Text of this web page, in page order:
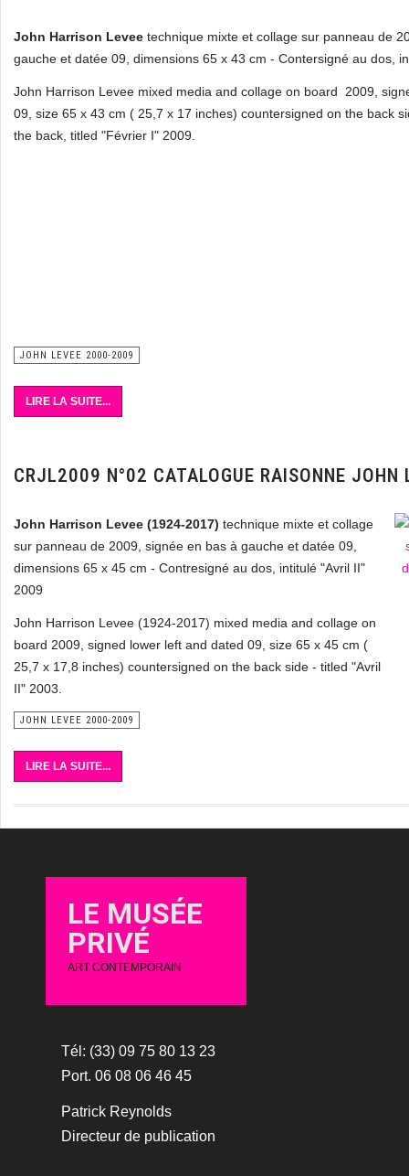
John Harrison Levee technique mixte et collage sur panneau de
gauche et datée 09, dimensions 65 x 43 cm - Contersigné au dos,
John Harrison Levee mixed media and collage on board 2009,
09, size 65 x 43 cm ( 25,7 x 17 inches) countersigned on the back
the back, titled "Février I" 2009.
JOHN LEVEE 2000-2009
LIRE LA SUITE...
CRJL2009 N°02 CATALOGUE RAISONNE JOHN
John Harrison Levee (1924-2017) technique mixte et collage
sur panneau de 2009, signée en bas à gauche et datée 09,
dimensions 65 x 45 cm - Contresigné au dos, intitulé "Avril II"
2009
John Harrison Levee (1924-2017) mixed media and collage on
board 2009, signed lower left and dated 09, size 65 x 45 cm (
25,7 x 17,8 inches) countersigned on the back side - titled "Avril
II" 2003.
JOHN LEVEE 2000-2009
LIRE LA SUITE...
LE MUSÉE
PRIVÉ
ART CONTEMPORAIN
Tél: (33) 09 75 80 13 23
Port. 06 08 06 46 45
Patrick Reynolds
Directeur de publication